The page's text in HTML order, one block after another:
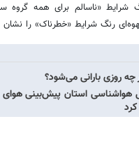
شرایط «ناسالم برای همه گروه
رنگ شرایط «خطرناک» را
چه روزی بارانی می‌شود؟
هواشناسی استان پیش‌بینی هوای
کرد